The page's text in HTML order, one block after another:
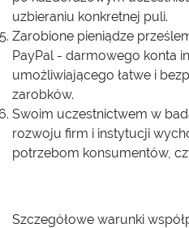
uzbieraniu konkretnej puli.
Zarobione pieniądze
PayPal - darmowego konta
umożliwiającego łatwe i
zarobków.
Swoim uczestnictwem w
rozwoju firm i instytucji
potrzebom konsumentów,
Szczegółowe warunki